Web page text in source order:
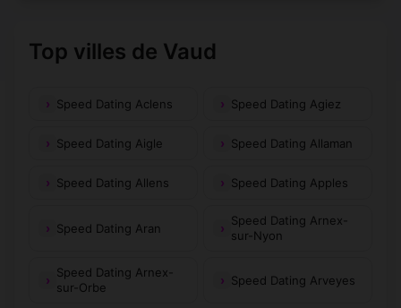
Top villes de Vaud
Speed Dating Aclens Speed Dating Agiez
Speed Dating Aigle Speed Dating Allaman
Speed Dating Allens Speed Dating Apples
Speed Dating Aran
Speed Dating Arnex-
sur-Nyon
Speed Dating Arnex-
sur-Orbe
Speed Dating Arveyes